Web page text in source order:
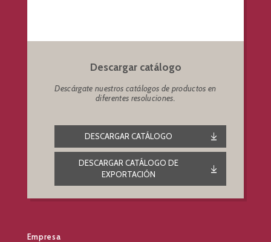
Descargar catálogo
Descárgate nuestros catálogos de productos en
diferentes resoluciones.
DESCARGAR CATÁLOGO
DESCARGAR CATÁLOGO DE
EXPORTACIÓN
Empresa